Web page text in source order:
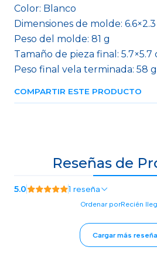
Color: Blanco
Dimensiones de molde:
Peso del molde: 81 g
Tamaño de pieza final: 5.7×5.7
Peso final vela terminada: 58 g
COMPARTIR ESTE PRODUCTO
Reseñas de
5.0 1 reseña
Ordenar porRecién
Cargar más